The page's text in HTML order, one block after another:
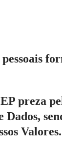
preza
Valores.